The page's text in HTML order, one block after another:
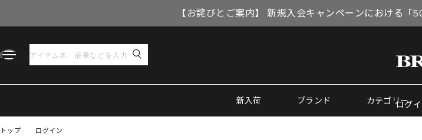
【お詫びとご案内】 新規入会キャンペーンにおける
新入荷 ブランド カテゴリー
ログ
トップ ログイン